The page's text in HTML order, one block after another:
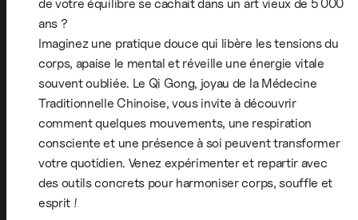
de votre équilibre se cachait dans un art vieux de 5 000
ans ?
Imaginez une pratique douce qui libère les tensions du
corps, apaise le mental et réveille une énergie vitale
souvent oubliée. Le Qi Gong, joyau de la Médecine
Traditionnelle Chinoise, vous invite à découvrir
comment quelques mouvements, une respiration
consciente et une présence à soi peuvent transformer
votre quotidien. Venez expérimenter et repartir avec
des outils concrets pour harmoniser corps, souffle et
esprit !